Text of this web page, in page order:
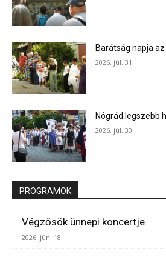
Barátság napja
2026. júl. 31.
Nógrád legszebb
2026. júl. 30.
PROGRAMOK
Végzősök ünnepi koncertje
2026. jún. 18.